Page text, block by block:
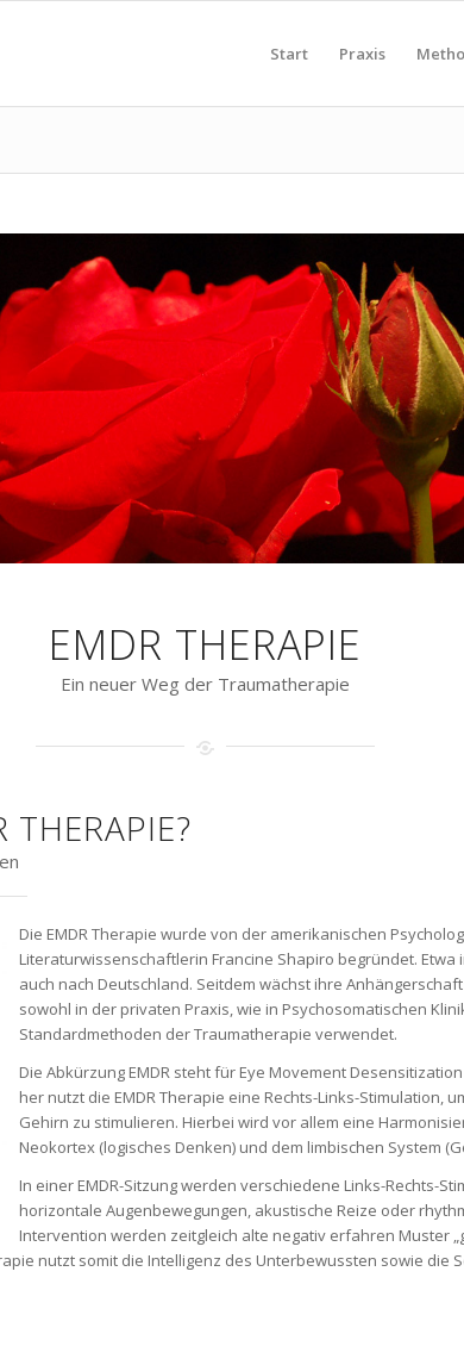
Start Praxis
EMDR THERAPIE
Ein neuer Weg der Traumatherapie
THERAPIE?
Die EMDR Therapie wurde von der amerikanischen
Literaturwissenschaftlerin Francine Shapiro begründet. Etwa
auch nach Deutschland. Seitdem wächst ihre
sowohl in der privaten Praxis, wie in Psychosomatischen
Standardmethoden der Traumatherapie verwendet.
Die Abkürzung EMDR steht für Eye Movement
her nutzt die EMDR Therapie eine Rechts-Links-Stimulation,
Gehirn zu stimulieren. Hierbei wird vor allem eine
Neokortex (logisches Denken) und dem limbischen System
In einer EMDR-Sitzung werden verschiedene Links-Rechts-
horizontale Augenbewegungen, akustische Reize oder
Intervention werden zeitgleich alte negativ erfahren Muster
nutzt somit die Intelligenz des Unterbewussten sowie die